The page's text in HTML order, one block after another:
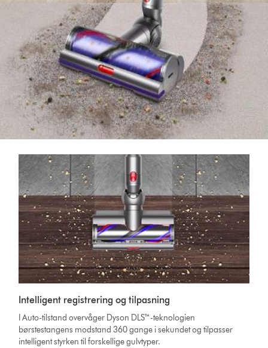
Intelligent registrering og tilpasning
I Auto-tilstand overvåger Dyson DLS™-teknologien
børstestangens modstand 360 gange i sekundet og tilpasser
intelligent styrken til forskellige gulvtyper.